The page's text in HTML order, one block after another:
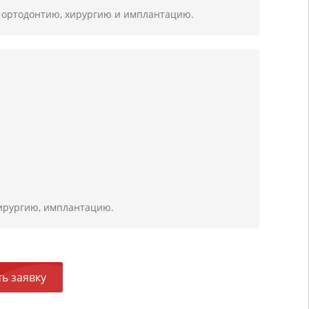
ортодонтию, хирургию и имплантацию.
имплантацию.
заявку